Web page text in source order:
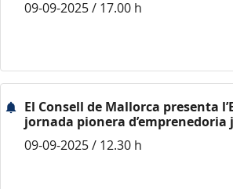
09-09-2025 / 17.00 h
El Consell de Mallorca presenta
jornada pionera d’emprenedoria
09-09-2025 / 12.30 h